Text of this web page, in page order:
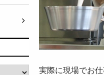
実際に現場でお